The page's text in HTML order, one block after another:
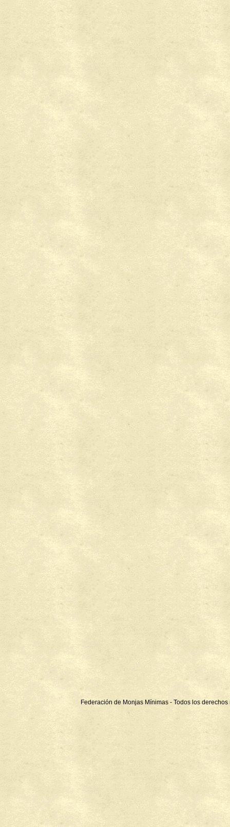
Federación de Monjas Mínimas - Todos los